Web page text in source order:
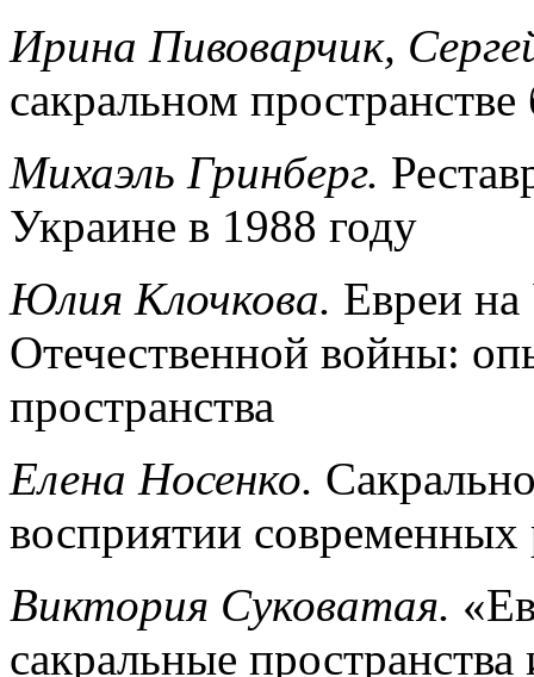
Ирина Пивоварчик,
сакральном пространстве
Михаэль Гринберг.
Украине в 1988 году
Юлия Клочкова. Евреи на
Отечественной войны:
пространства
Елена Носенко.
восприятии современных
Виктория Суковатая.
сакральные